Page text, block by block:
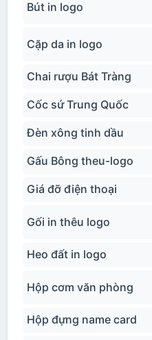
Bút in logo
Cặp da in logo
Chai rượu Bát Tràng
Cốc sứ Trung Quốc
Đèn xông tinh dầu
Gấu Bông theu-logo
Giá đỡ điện thoại
Gối in thêu logo
Heo đất in logo
Hộp cơm văn phòng
Hộp đựng name card